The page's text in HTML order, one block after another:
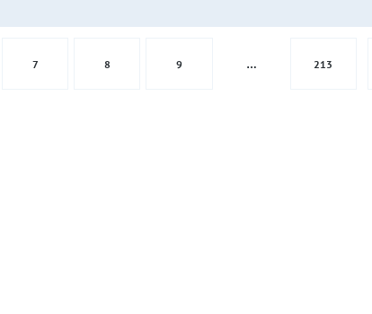
7 8 9 … 213